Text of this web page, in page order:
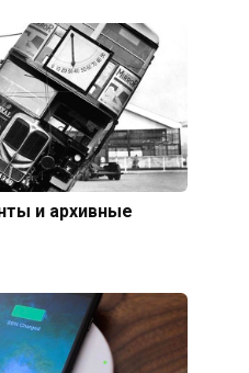
и архивные